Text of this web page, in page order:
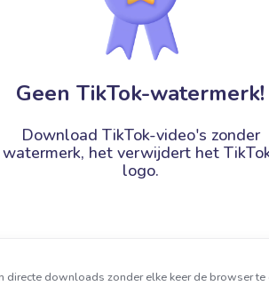
Geen TikTok-watermerk!
Download TikTok-video's zonder
watermerk, het verwijdert het
logo.
directe downloads zonder elke keer de browser te